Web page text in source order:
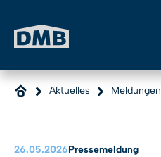
Aktuelles Meldungen
26.05.2026Pressemeldung